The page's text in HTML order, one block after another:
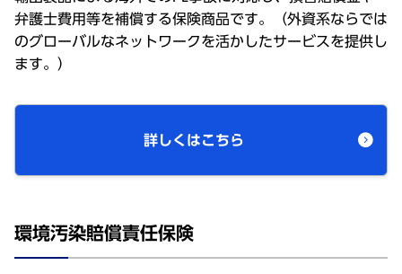
弁護士費用等を補償する保険商品です。（外資系ならでは
のグローバルなネットワークを活かしたサービスを提供し
ます。）
詳しくはこちら
環境汚染賠償責任保険